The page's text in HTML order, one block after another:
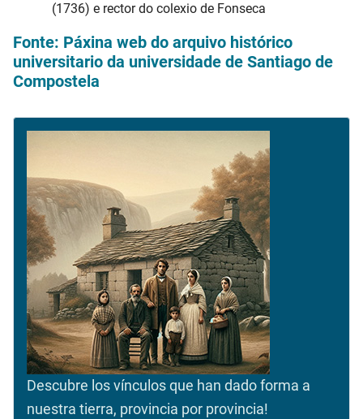
(1736) e rector do colexio de Fonseca
Fonte: Páxina web do arquivo histórico
universitario da universidade de Santiago de
Compostela
Descubre los vínculos que han dado forma a
nuestra tierra, provincia por provincia!